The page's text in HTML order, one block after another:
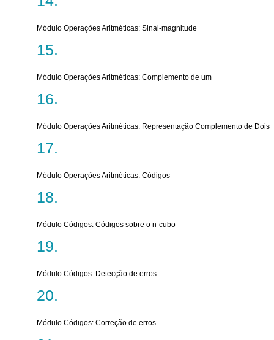
Módulo Operações Aritméticas: Sinal-magnitude
Módulo Operações Aritméticas: Complemento de um
Módulo Operações Aritméticas: Representação Complemento de Dois
Módulo Operações Aritméticas: Códigos
Módulo Códigos: Códigos sobre o n-cubo
Módulo Códigos: Detecção de erros
Módulo Códigos: Correção de erros